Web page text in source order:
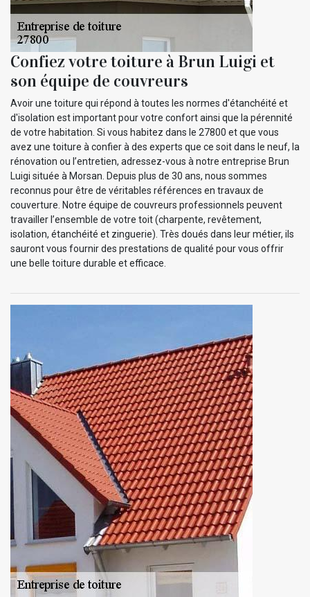
Confiez votre toiture à Brun Luigi et
son équipe de couvreurs
Avoir une toiture qui répond à toutes les normes d'étanchéité et
d'isolation est important pour votre confort ainsi que la pérennité
de votre habitation. Si vous habitez dans le 27800 et que vous
avez une toiture à confier à des experts que ce soit dans le neuf, la
rénovation ou l’entretien, adressez-vous à notre entreprise Brun
Luigi située à Morsan. Depuis plus de 30 ans, nous sommes
reconnus pour être de véritables références en travaux de
couverture. Notre équipe de couvreurs professionnels peuvent
travailler l’ensemble de votre toit (charpente, revêtement,
isolation, étanchéité et zinguerie). Très doués dans leur métier, ils
sauront vous fournir des prestations de qualité pour vous offrir
une belle toiture durable et efficace.